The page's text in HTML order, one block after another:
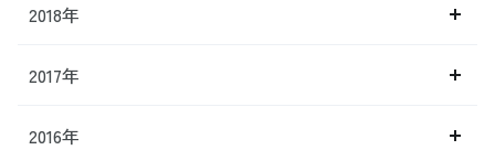
2018年
2017年
2016年